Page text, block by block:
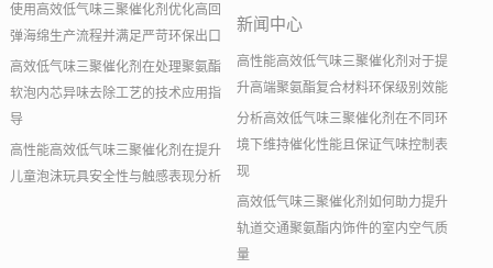
使用高效低气味三聚催化剂优化高回
弹海绵生产流程并满足严苛环保出口
高效低气味三聚催化剂在处理聚氨酯
软泡内芯异味去除工艺的技术应用指
导
高性能高效低气味三聚催化剂在提升
儿童泡沫玩具安全性与触感表现分析
新闻中心
高性能高效低气味三聚催化剂对于提
升高端聚氨酯复合材料环保级别效能
分析高效低气味三聚催化剂在不同环
境下维持催化性能且保证气味控制表
现
高效低气味三聚催化剂如何助力提升
轨道交通聚氨酯内饰件的室内空气质
量